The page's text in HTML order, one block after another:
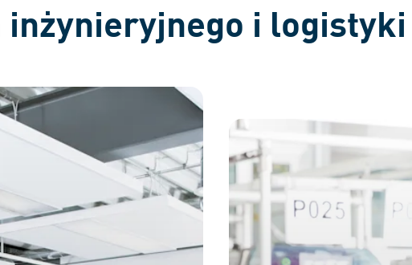
inżynieryjnego i